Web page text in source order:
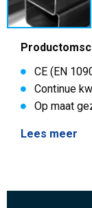
CE (EN
Continue
Op maat
Lees meer